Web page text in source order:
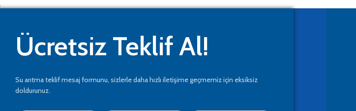
Ücretsiz Teklif Al!
Su arıtma teklif mesaj formunu, sizlerle daha hızlı iletişime geçmemiz için eksiksiz
doldurunuz.